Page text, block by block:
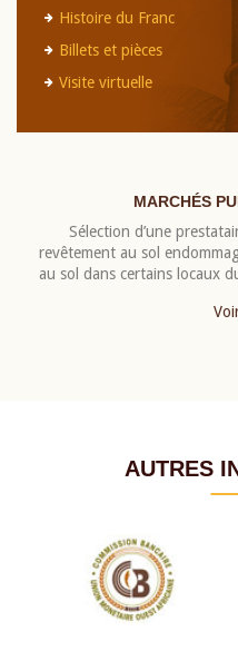
Histoire du Franc
Billets et pièces
Visite virtuelle
MARCHÉS
Sélection d’une
revêtement au sol
au sol dans certains locaux
AUTRES